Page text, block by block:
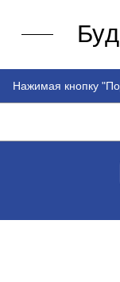
Нажимая кнопку